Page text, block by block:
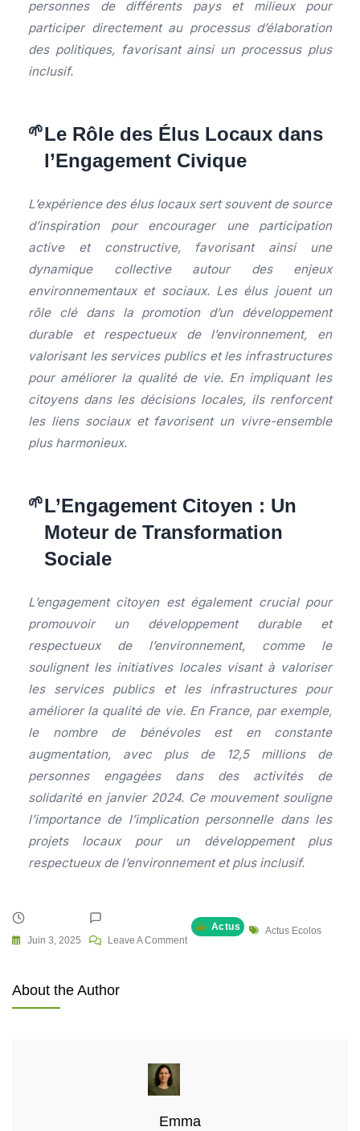
personnes de différents pays et milieux pour
participer directement au processus d’élaboration
des politiques, favorisant ainsi un processus plus
inclusif.
Le Rôle des Élus Locaux dans
l’Engagement Civique
L’expérience des élus locaux sert souvent de source
d’inspiration pour encourager une participation
active et constructive, favorisant ainsi une
dynamique collective autour des enjeux
environnementaux et sociaux. Les élus jouent un
rôle clé dans la promotion d’un développement
durable et respectueux de l’environnement, en
valorisant les services publics et les infrastructures
pour améliorer la qualité de vie. En impliquant les
citoyens dans les décisions locales, ils renforcent
les liens sociaux et favorisent un vivre-ensemble
plus harmonieux.
L’Engagement Citoyen : Un
Moteur de Transformation
Sociale
L’engagement citoyen est également crucial pour
promouvoir un développement durable et
respectueux de l’environnement, comme le
soulignent les initiatives locales visant à valoriser
les services publics et les infrastructures pour
améliorer la qualité de vie. En France, par exemple,
le nombre de bénévoles est en constante
augmentation, avec plus de 12,5 millions de
personnes engagées dans des activités de
solidarité en janvier 2024. Ce mouvement souligne
l’importance de l’implication personnelle dans les
projets locaux pour un développement plus
respectueux de l’environnement et plus inclusif.
Juin 3, 2025 Leave A CommentOn
Actus Tags
Actus Ecolos
About the Author
Emma